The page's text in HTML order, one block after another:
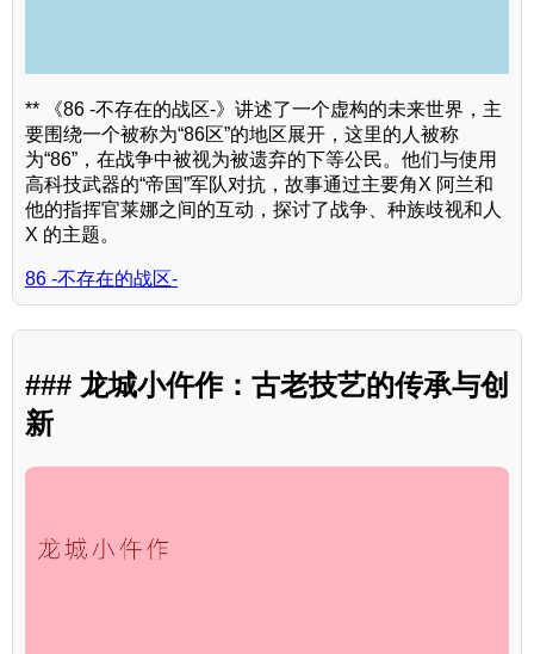
** 《86 -不存在的战区-》讲述了一个虚构的未来世界，主
要围绕一个被称为“86区”的地区展开，这里的人被称
为“86”，在战争中被视为被遗弃的下等公民。他们与使用
高科技武器的“帝国”军队对抗，故事通过主要角X 阿兰和
他的指挥官莱娜之间的互动，探讨了战争、种族歧视和人
X 的主题。
86 -不存在的战区-
### 龙城小仵作：古老技艺的传承与创
新